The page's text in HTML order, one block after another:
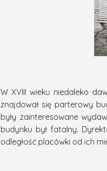
W XVIII wieku niedaleko
znajdował się parterowy
były zainteresowane
budynku był fatalny.
odległość placówki od ich